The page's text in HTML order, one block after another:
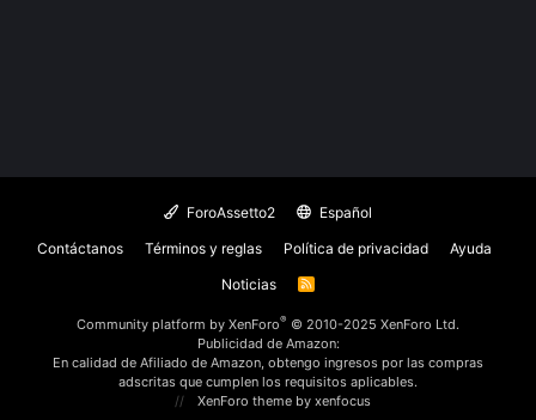
ForoAssetto2
Español
Contáctanos
Términos y reglas Política de privacidad
Ayuda
Noticias
R
Community platform by XenForo® © 2010-2025 XenForo Ltd.
Publicidad de Amazon:
En calidad de Afiliado de Amazon, obtengo ingresos por las compras
adscritas que cumplen los requisitos aplicables.
XenForo theme by xenfocus